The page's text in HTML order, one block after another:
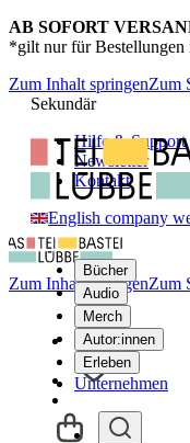
AB SOFORT
*gilt nur für Bestellungen
Zum Inhalt springenZum
Sekundär
Hilfe & Support
Newsletter
Kontakt
English company
Bücher
Audio
Merch
Autor:innen
Erleben
Unternehmen
Zum Inhalt springenZum